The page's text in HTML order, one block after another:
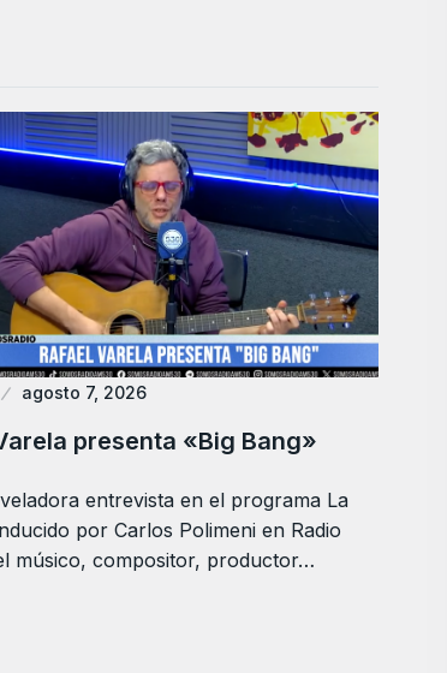
agosto 7, 2026
presenta «Big Bang»
entrevista en el programa La
por Carlos Polimeni en Radio
músico, compositor, productor…